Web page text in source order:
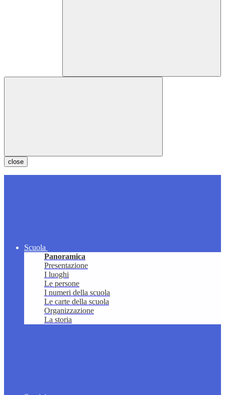
close
Scuola
Panoramica
Presentazione
I luoghi
Le persone
I numeri della scuola
Le carte della scuola
Organizzazione
La storia